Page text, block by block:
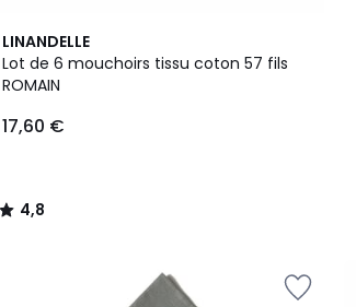
LINANDELLE
Lot de 6 mouchoirs tissu coton 57 fils
ROMAIN
17,60 €
4,8
/ 5
4,8
/